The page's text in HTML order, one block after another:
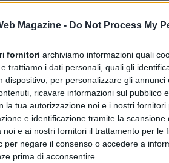
Magazine - Do Not Process My
fornitori archiviamo informazioni quali
trattiamo i dati personali, quali gli
dispositivo, per personalizzare gli
ricavare informazioni sul pubblico
la tua autorizzazione noi e i nostri
e identificazione tramite la
noi e ai nostri fornitori il trattamento per le
per negare il consenso o accedere a
prima di acconsentire.